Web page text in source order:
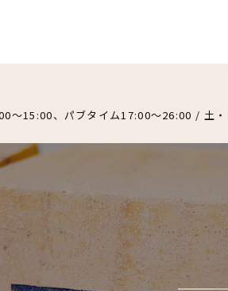
～15:00、パブタイム17:00～26:00 / 土